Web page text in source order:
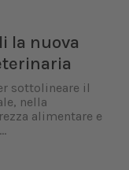
la nuova
sottolineare il
nella
alimentare e